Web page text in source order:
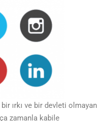
ırkı ve bir devleti olmayan
zamanla kabile